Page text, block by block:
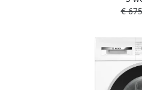
Energielabel A
met ActiveWater
65%
€